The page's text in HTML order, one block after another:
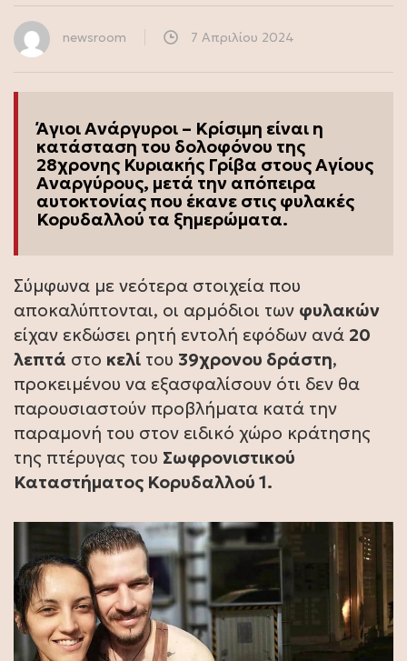
newsroom 7 Απριλίου 2024
Άγιοι Ανάργυροι – Κρίσιμη είναι η
κατάσταση του δολοφόνου της
28χρονης Κυριακής Γρίβα στους Αγίους
Αναργύρους, μετά την απόπειρα
αυτοκτονίας που έκανε στις φυλακές
Κορυδαλλού τα ξημερώματα.
Σύμφωνα με νεότερα στοιχεία που
αποκαλύπτονται, οι αρμόδιοι των φυλακών
είχαν εκδώσει ρητή εντολή εφόδων ανά 20
λεπτά στο κελί του 39χρονου δράστη,
προκειμένου να εξασφαλίσουν ότι δεν θα
παρουσιαστούν προβλήματα κατά την
παραμονή του στον ειδικό χώρο κράτησης
της πτέρυγας του Σωφρονιστικού
Καταστήματος Κορυδαλλού 1.